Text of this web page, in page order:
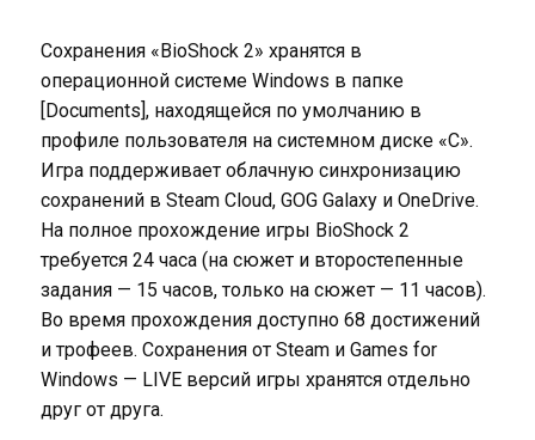
Сохранения «BioShock 2» хранятся в
операционной системе Windows в папке
[Documents], находящейся по умолчанию в
профиле пользователя на системном диске «C».
Игра поддерживает облачную синхронизацию
сохранений в Steam Cloud, GOG Galaxy и OneDrive.
На полное прохождение игры BioShock 2
требуется 24 часа (на сюжет и второстепенные
задания — 15 часов, только на сюжет — 11 часов).
Во время прохождения доступно 68 достижений
и трофеев. Сохранения от Steam и Games for
Windows — LIVE версий игры хранятся отдельно
друг от друга.